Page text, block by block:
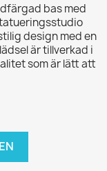
bas med
design med en
är tillverkad i
som är lätt att